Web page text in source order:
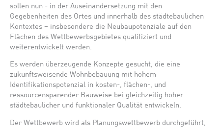
sollen nun - in der Auseinandersetzung mit den
Gegebenheiten des Ortes und innerhalb des städtebaulichen
Kontextes – insbesondere die Neubaupotenziale auf den
Flächen des Wettbewerbsgebietes qualifiziert und
weiterentwickelt werden.
Es werden überzeugende Konzepte gesucht, die eine
zukunftsweisende Wohnbebauung mit hohem
Identifikationspotenzial in kosten-, flächen-, und
ressourcensparender Bauweise bei gleichzeitig hoher
städtebaulicher und funktionaler Qualität entwickeln.
Der Wettbewerb wird als Planungswettbewerb durchgeführt,